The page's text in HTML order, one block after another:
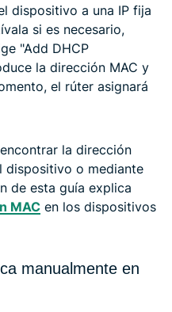
dispositivo a una IP fija
si es necesario,
"Add DHCP
la dirección MAC y
el rúter asignará
la dirección
dispositivo o mediante
de esta guía explica
MAC en los dispositivos
manualmente en